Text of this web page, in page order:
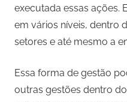
executada essas ações.
em vários níveis, dentro
setores e até mesmo a
Essa forma de gestão
outras gestões dentro